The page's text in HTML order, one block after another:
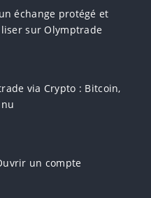
échange protégé et
sur Olymptrade
via Crypto : Bitcoin,
un compte